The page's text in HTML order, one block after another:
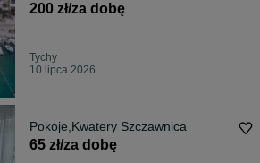
200 zł/za dobę
Tychy
10 lipca 2026
Pokoje,Kwatery Szczawnica
65 zł/za dobę